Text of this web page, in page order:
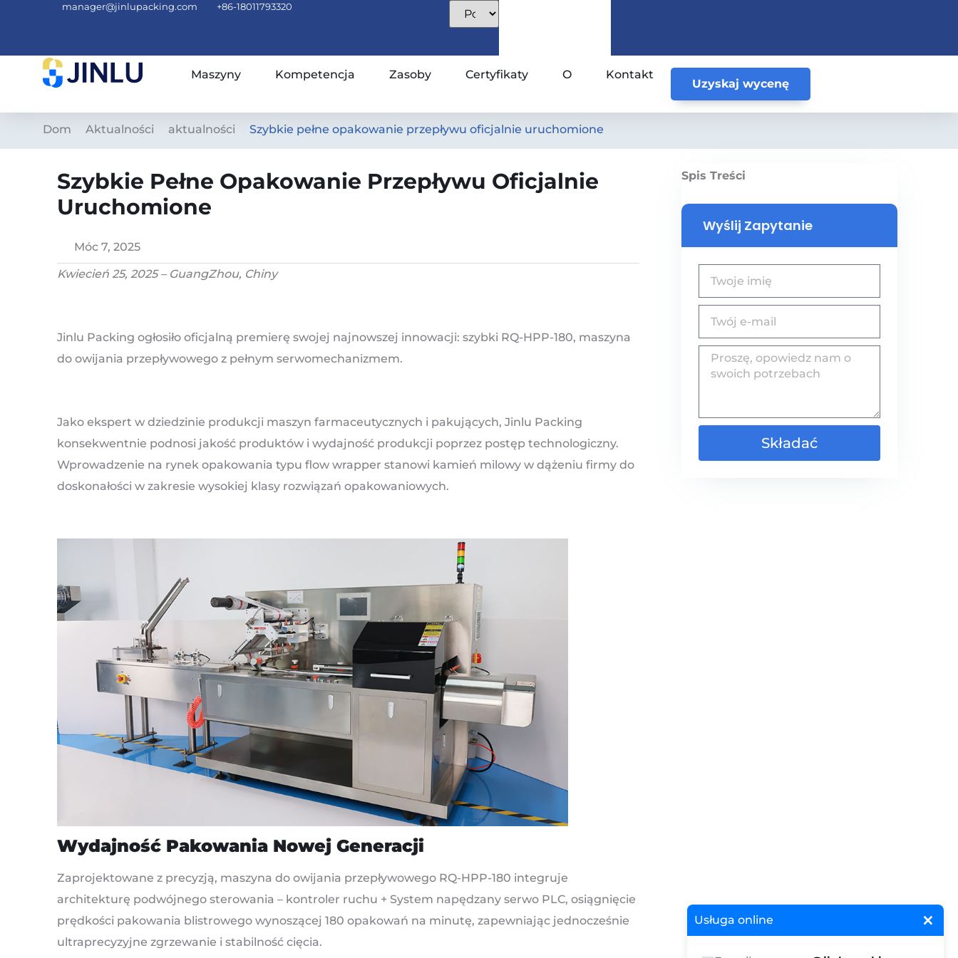
×
Usługa online
manager@jinlupacking.com +86-18011793320
Maszyny Kompetencja Zasoby Certyfikaty O Kontakt
Uzyskaj wycenę
Dom Aktualności aktualności Szybkie pełne opakowanie przepływu oficjalnie uruchomione
Szybkie Pełne Opakowanie Przepływu Oficjalnie
Uruchomione
Móc 7, 2025
Kwiecień 25, 2025 – GuangZhou, Chiny
Jinlu Packing ogłosiło oficjalną premierę swojej najnowszej innowacji: szybki RQ-HPP-180, maszyna
do owijania przepływowego z pełnym serwomechanizmem.
Jako ekspert w dziedzinie produkcji maszyn farmaceutycznych i pakujących, Jinlu Packing
konsekwentnie podnosi jakość produktów i wydajność produkcji poprzez postęp technologiczny.
Wprowadzenie na rynek opakowania typu flow wrapper stanowi kamień milowy w dążeniu firmy do
doskonałości w zakresie wysokiej klasy rozwiązań opakowaniowych.
Wydajność Pakowania Nowej Generacji
Zaprojektowane z precyzją, maszyna do owijania przepływowego RQ-HPP-180 integruje
architekturę podwójnego sterowania – kontroler ruchu + System napędzany serwo PLC, osiągnięcie
prędkości pakowania blistrowego wynoszącej 180 opakowań na minutę, zapewniając jednocześnie
ultraprecyzyjne zgrzewanie i stabilność cięcia.
Spis Treści
Wyślij Zapytanie
Składać